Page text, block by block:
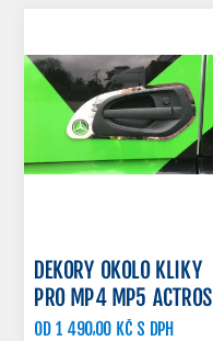
DEKORY OKOLO KLIKY
PRO MP4 MP5 ACTROS
OD 1 490,00 KČ S DPH